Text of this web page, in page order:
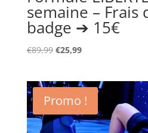
semaine – Frais
badge ➔ 15€
€89,99 Le
était :
€89,99.
€25,99Le
est :
€25,99.
Promo !